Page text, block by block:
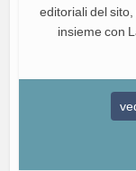
editoriali del
insieme con